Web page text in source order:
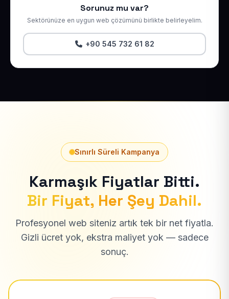
Sorunuz mu var?
Sektörünüze en uygun web çözümünü birlikte belirleyelim.
+90 545 732 61 82
Sınırlı Süreli Kampanya
Karmaşık Fiyatlar Bitti.
Bir Fiyat, Her Şey Dahil.
Profesyonel web siteniz artık tek bir net fiyatla.
Gizli ücret yok, ekstra maliyet yok — sadece
sonuç.